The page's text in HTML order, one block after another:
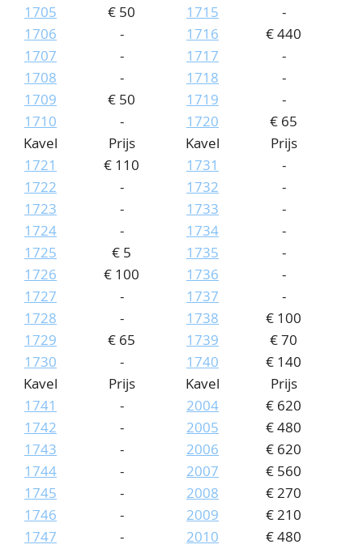
1705
€ 50
1706
-
1707
-
1708
-
1709
€ 50
1710
-
1715
-
1716
€ 440
1717
-
1718
-
1719
-
1720
€ 65
Kavel
Prijs
1721
€ 110
1722
-
1723
-
1724
-
1725
€ 5
1726
€ 100
1727
-
1728
-
1729
€ 65
1730
-
Kavel
Prijs
1731
-
1732
-
1733
-
1734
-
1735
-
1736
-
1737
-
1738
€ 100
1739
€ 70
1740
€ 140
Kavel
Prijs
1741
-
1742
-
1743
-
1744
-
1745
-
1746
-
1747
-
Kavel
Prijs
2004
€ 620
2005
€ 480
2006
€ 620
2007
€ 560
2008
€ 270
2009
€ 210
2010
€ 480